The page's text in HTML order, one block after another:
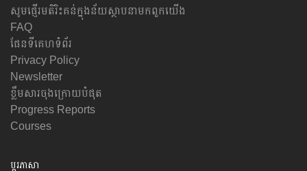
សូមផ្ញើរមតិរិះគន់ក្នុងន័យស្ថាបនាមកពួកយើង
FAQ
ផែនទីគេហទំព័រ
Privacy Policy
Newsletter
ខ្លឹមសារចុងក្រោយបំផុត
Progress Reports
Courses
ប្តូរភាសា